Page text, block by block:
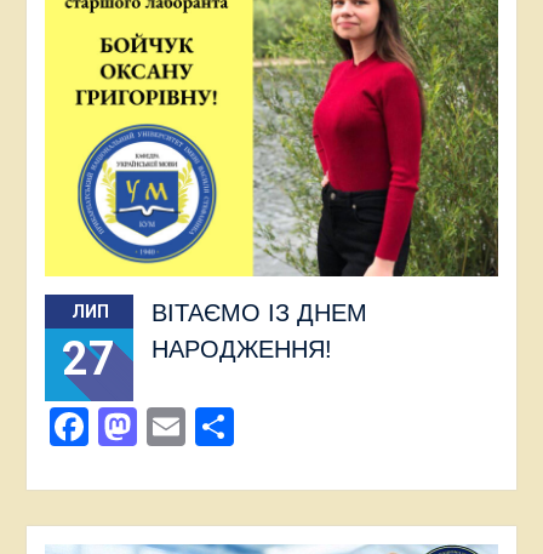
ЛИП
27
ВІТАЄМО ІЗ ДНЕМ
НАРОДЖЕННЯ!
Facebook
Mastodon
EmailПоділитися